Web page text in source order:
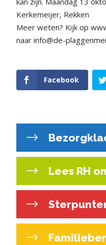
Kerkemeijer, Rekken
Meer weten? Kijk op
naar info@de-
Facebook
Lees RH